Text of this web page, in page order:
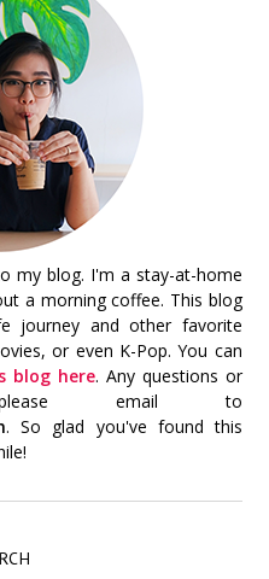
my blog. I'm a stay-at-home
a morning coffee. This blog
journey and other favorite
or even K-Pop. You can
blog here. Any questions or
email to
. So glad you've found this